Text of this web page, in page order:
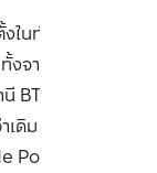
นทำเลที่ดีที่สุด
จากซอยสุขุมวิท
และ
ดิม พร้อมสิ่ง
+ Sky